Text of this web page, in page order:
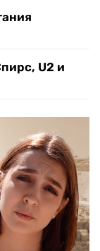
U2 и